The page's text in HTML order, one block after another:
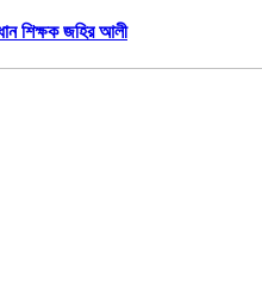
শিক্ষক জহির আলী